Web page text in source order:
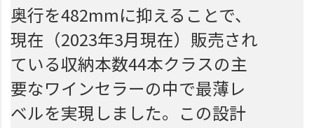
奥行を482mmに抑えることで、
現在（2023年3月現在）販売され
ている収納本数44本クラスの主
要なワインセラーの中で最薄レ
ベルを実現しました。この設計